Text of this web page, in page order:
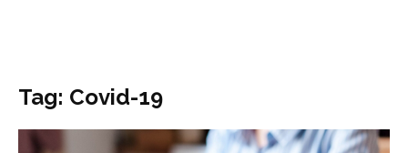
Tag: Covid-19